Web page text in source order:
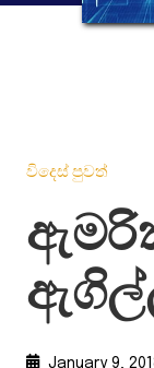
විදෙස් පුවත්
January 9,